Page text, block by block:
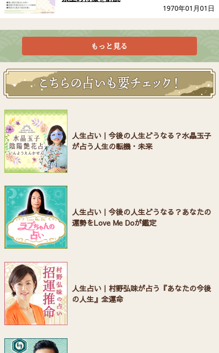
もっと見る
人生占い｜今後の人生どうなる？水晶玉子
が占う人生の転機・未来
人生占い｜今後の人生どうなる？あなたの
運勢をLove Me Doが鑑定
人生占い｜村野弘味が占う『あなたの今後
の人生』全運命